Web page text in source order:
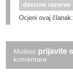
devizne rezerve
Ocjeni ovaj članak:
Molimo prijavite
komentare.